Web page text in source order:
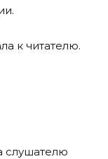
к читателю.
слушателю